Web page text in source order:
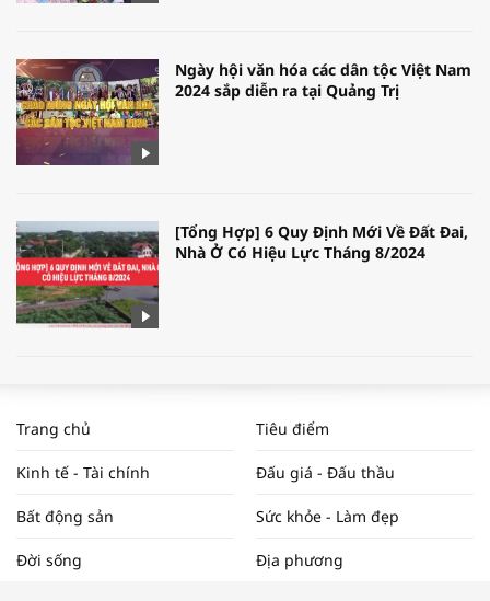
Ngày hội văn hóa các dân tộc Việt Nam
2024 sắp diễn ra tại Quảng Trị
[Tổng Hợp] 6 Quy Định Mới Về Đất Đai,
Nhà Ở Có Hiệu Lực Tháng 8/2024
NAM NĂM 2024 VÀ NĂM 2025 | NHỊP
ĐẬP THỊ TRƯỜNG #62
Tọa đàm “Xúc tiến thương mại: Khơi
Trang chủ Tiêu điểm
Kinh tế - Tài chính Đấu giá - Đấu thầu
Bất động sản Sức khỏe - Làm đẹp
Đời sống Địa phương